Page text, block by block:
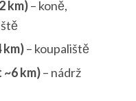
km)– koně,
km)– koupaliště
km)– nádrž